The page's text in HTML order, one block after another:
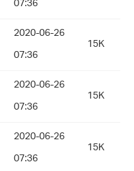
2020-06-26
07:36
15K
2020-06-26
07:36
15K
2020-06-26
07:36
15K